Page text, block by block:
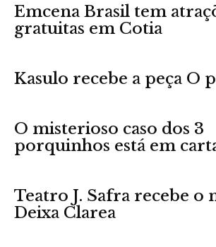
Emcena Brasil tem
gratuitas em Cotia
Kasulo recebe a peça O
O misterioso caso dos 3
porquinhos está em
Teatro J. Safra recebe o
Deixa Clarea